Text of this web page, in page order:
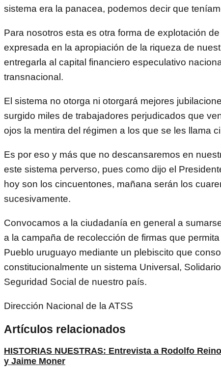
sistema era la panacea, podemos decir que
Para nosotros esta es otra forma de explotación
expresada en la apropiación de la riqueza de
entregarla al capital financiero especulativo
transnacional.
El sistema no otorga ni otorgará mejores
surgido miles de trabajadores perjudicados que
ojos la mentira del régimen a los que se les llama
Es por eso y más que no descansaremos en
este sistema perverso, pues como dijo el
hoy son los cincuentones, mañana serán los
sucesivamente.
Convocamos a la ciudadanía en general a
a la campaña de recolección de firmas que permita
Pueblo uruguayo mediante un plebiscito que
constitucionalmente un sistema Universal,
Seguridad Social de nuestro país.
Dirección Nacional de la ATSS
Artículos relacionados
HISTORIAS NUESTRAS: Entrevista a Rodolfo Reino
y Jaime Moner